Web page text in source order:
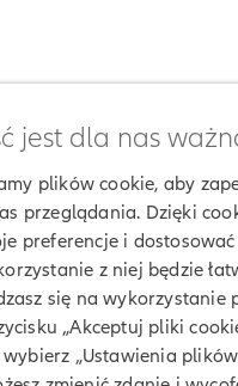
jest dla nas
plików cookie, aby
przeglądania. Dzięki
preferencje i
z niej będzie
się na wykorzystanie
„Akceptuj pliki
„Ustawienia plików